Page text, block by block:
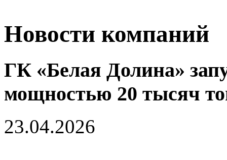
Новости компаний
ГК «Белая Долина»
мощностью 20 тысяч
23.04.2026